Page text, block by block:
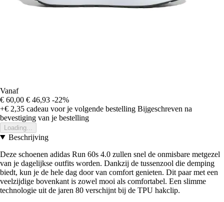
Vanaf
€ 60,00 € 46,93 -22%
+€ 2,35 cadeau voor je volgende bestelling Bijgeschreven na
bevestiging van je bestelling
Loading...
Beschrijving
Deze schoenen adidas Run 60s 4.0 zullen snel de onmisbare metgezel
van je dagelijkse outfits worden. Dankzij de tussenzool die demping
biedt, kun je de hele dag door van comfort genieten. Dit paar met een
veelzijdige bovenkant is zowel mooi als comfortabel. Een slimme
technologie uit de jaren 80 verschijnt bij de TPU hakclip.